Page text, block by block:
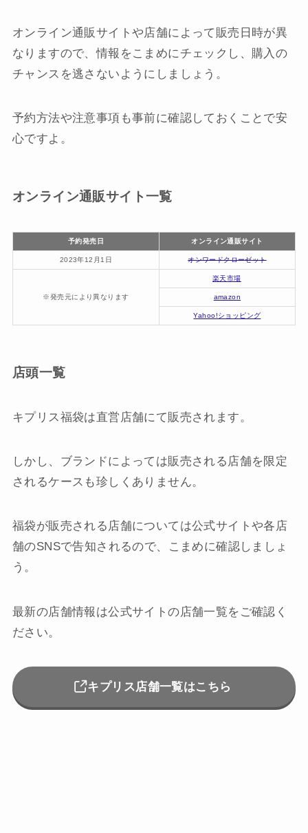
オンライン通販サイトや店舗によって販売日時が異
なりますので、情報をこまめにチェックし、購入の
チャンスを逃さないようにしましょう。
予約方法や注意事項も事前に確認しておくことで安
心ですよ。
オンライン通販サイト一覧
予約発売日 オンライン通販サイト
2023年12月1日 オンワードクローゼット
※発売元により異なります
楽天市場
amazon
Yahoo!ショッピング
店頭一覧
キプリス福袋は直営店舗にて販売されます。
しかし、ブランドによっては販売される店舗を限定
されるケースも珍しくありません。
福袋が販売される店舗については公式サイトや各店
舗のSNSで告知されるので、こまめに確認しましょ
う。
最新の店舗情報は公式サイトの店舗一覧をご確認く
ださい。
キプリス店舗一覧はこちら